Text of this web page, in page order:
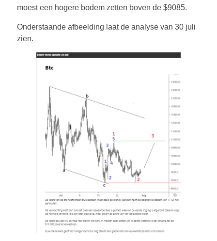
moest een hogere bodem zetten boven de $9085.
Onderstaande afbeelding laat de analyse van 30 juli
zien.